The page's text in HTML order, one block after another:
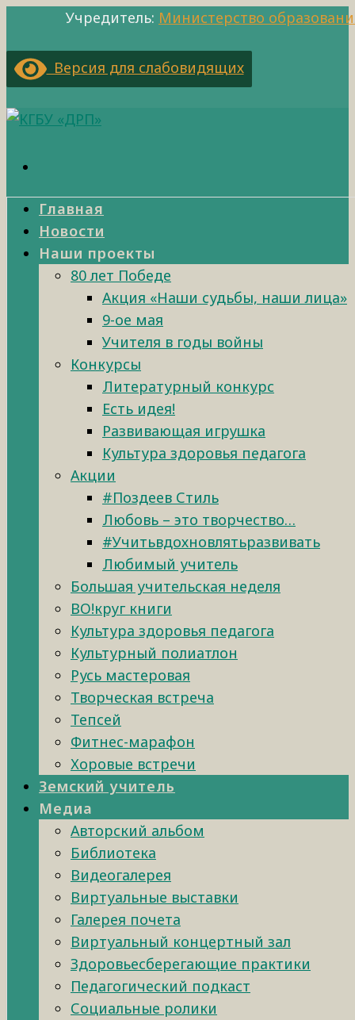
Учредитель: Министерство
Версия для слабовидящих
Главная
Новости
Наши проекты
80 лет Победе
Акция «Наши судьбы, наши лица»
9-ое мая
Учителя в годы войны
Конкурсы
Литературный конкурс
Есть идея!
Развивающая игрушка
Культура здоровья педагога
Акции
#Поздеев Стиль
Любовь – это творчество…
#Учитьвдохновлятьразвивать
Любимый учитель
Большая учительская неделя
ВО!круг книги
Культура здоровья педагога
Культурный полиатлон
Русь мастеровая
Творческая встреча
Тепсей
Фитнес-марафон
Хоровые встречи
Земский учитель
Медиа
Авторский альбом
Библиотека
Видеогалерея
Виртуальные выставки
Галерея почета
Виртуальный концертный зал
Здоровьесберегающие практики
Педагогический подкаст
Социальные ролики